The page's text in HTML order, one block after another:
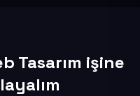
Tasarım işine